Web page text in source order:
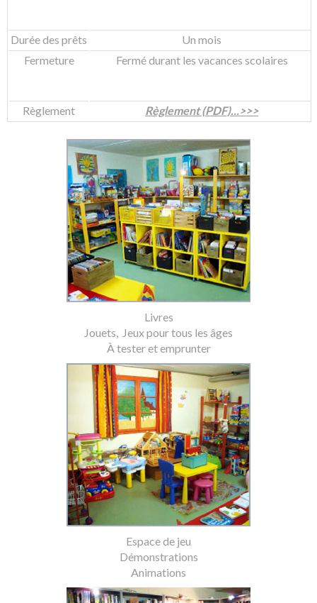
Durée des prêts
Un mois
Fermeture
Fermé durant les vacances scolaires
Règlement Règlement (PDF)...>>>
Livres
Jouets, Jeux pour tous les âges
À tester et emprunter
Espace de jeu
Démonstrations
Animations